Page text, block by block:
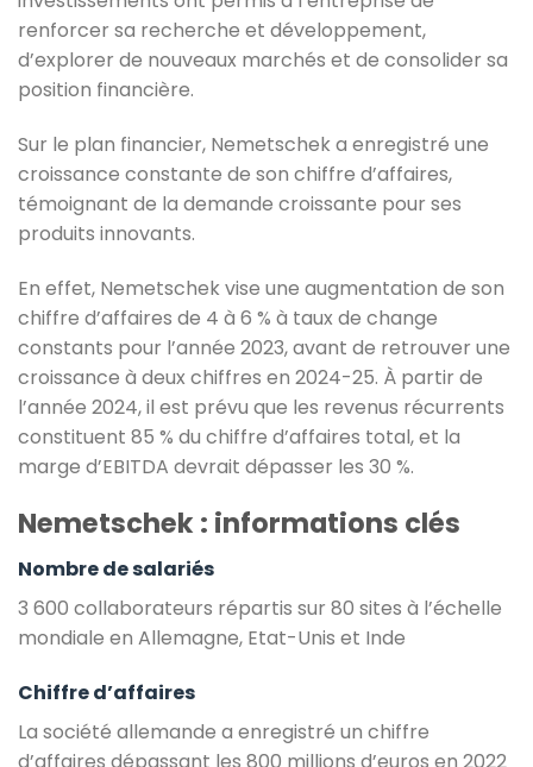
renforcer sa recherche et développement,
d’explorer de nouveaux marchés et de consolider sa
position financière.
Sur le plan financier, Nemetschek a enregistré une
croissance constante de son chiffre d’affaires,
témoignant de la demande croissante pour ses
produits innovants.
En effet, Nemetschek vise une augmentation de son
chiffre d’affaires de 4 à 6 % à taux de change
constants pour l’année 2023, avant de retrouver une
croissance à deux chiffres en 2024-25. À partir de
l’année 2024, il est prévu que les revenus récurrents
constituent 85 % du chiffre d’affaires total, et la
marge d’EBITDA devrait dépasser les 30 %.
Nemetschek : informations clés
Nombre de salariés
3 600 collaborateurs répartis sur 80 sites à l’échelle
mondiale en Allemagne, Etat-Unis et Inde
Chiffre d’affaires
La société allemande a enregistré un chiffre
d’affaires dépassant les 800 millions d’euros en 2022